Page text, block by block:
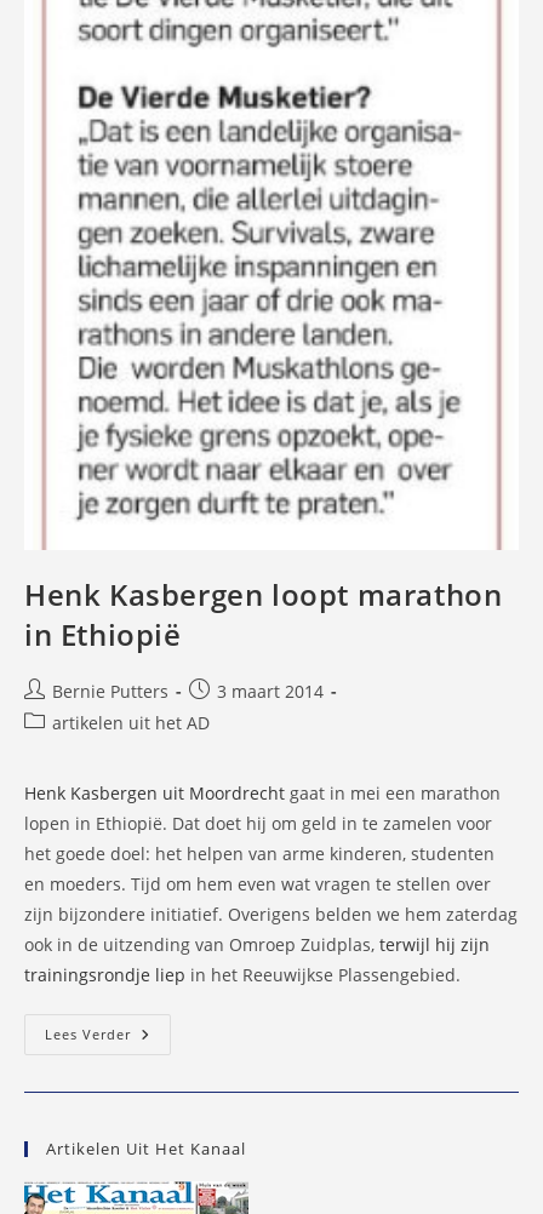
Henk Kasbergen loopt marathon
in Ethiopië
Bericht
auteur:
Bernie Putters
Bericht
gepubliceerd
3 maart 2014
Berichtcategorie:
artikelen uit het AD
Henk Kasbergen uit Moordrecht gaat in mei een marathon
lopen in Ethiopië. Dat doet hij om geld in te zamelen voor
het goede doel: het helpen van arme kinderen, studenten
en moeders. Tijd om hem even wat vragen te stellen over
zijn bijzondere initiatief. Overigens belden we hem zaterdag
ook in de uitzending van Omroep Zuidplas, terwijl hij zijn
trainingsrondje liep in het Reeuwijkse Plassengebied.
Lees VerderHenk
Artikelen Uit Het Kanaal